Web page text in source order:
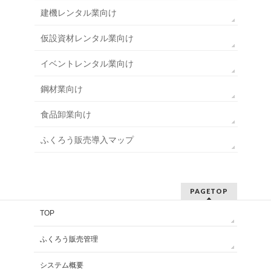
建機レンタル業向け
仮設資材レンタル業向け
イベントレンタル業向け
鋼材業向け
食品卸業向け
ふくろう販売導入マップ
PAGETOP
TOP
ふくろう販売管理
システム概要